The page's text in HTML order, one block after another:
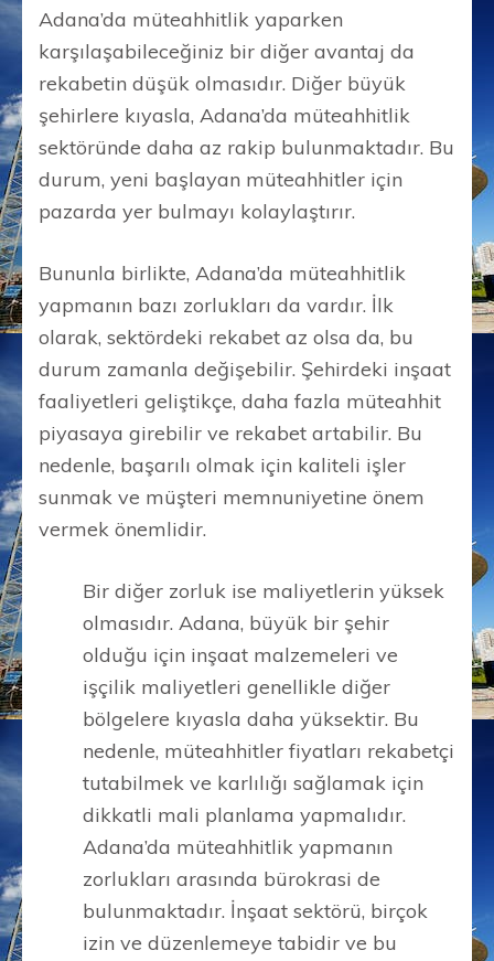
Adana’da müteahhitlik yaparken
karşılaşabileceğiniz bir diğer avantaj da
rekabetin düşük olmasıdır. Diğer büyük
şehirlere kıyasla, Adana’da müteahhitlik
sektöründe daha az rakip bulunmaktadır. Bu
durum, yeni başlayan müteahhitler için
pazarda yer bulmayı kolaylaştırır.
Bununla birlikte, Adana’da müteahhitlik
yapmanın bazı zorlukları da vardır. İlk
olarak, sektördeki rekabet az olsa da, bu
durum zamanla değişebilir. Şehirdeki inşaat
faaliyetleri geliştikçe, daha fazla müteahhit
piyasaya girebilir ve rekabet artabilir. Bu
nedenle, başarılı olmak için kaliteli işler
sunmak ve müşteri memnuniyetine önem
vermek önemlidir.
Bir diğer zorluk ise maliyetlerin yüksek
olmasıdır. Adana, büyük bir şehir
olduğu için inşaat malzemeleri ve
işçilik maliyetleri genellikle diğer
bölgelere kıyasla daha yüksektir. Bu
nedenle, müteahhitler fiyatları rekabetçi
tutabilmek ve karlılığı sağlamak için
dikkatli mali planlama yapmalıdır.
Adana’da müteahhitlik yapmanın
zorlukları arasında bürokrasi de
bulunmaktadır. İnşaat sektörü, birçok
izin ve düzenlemeye tabidir ve bu